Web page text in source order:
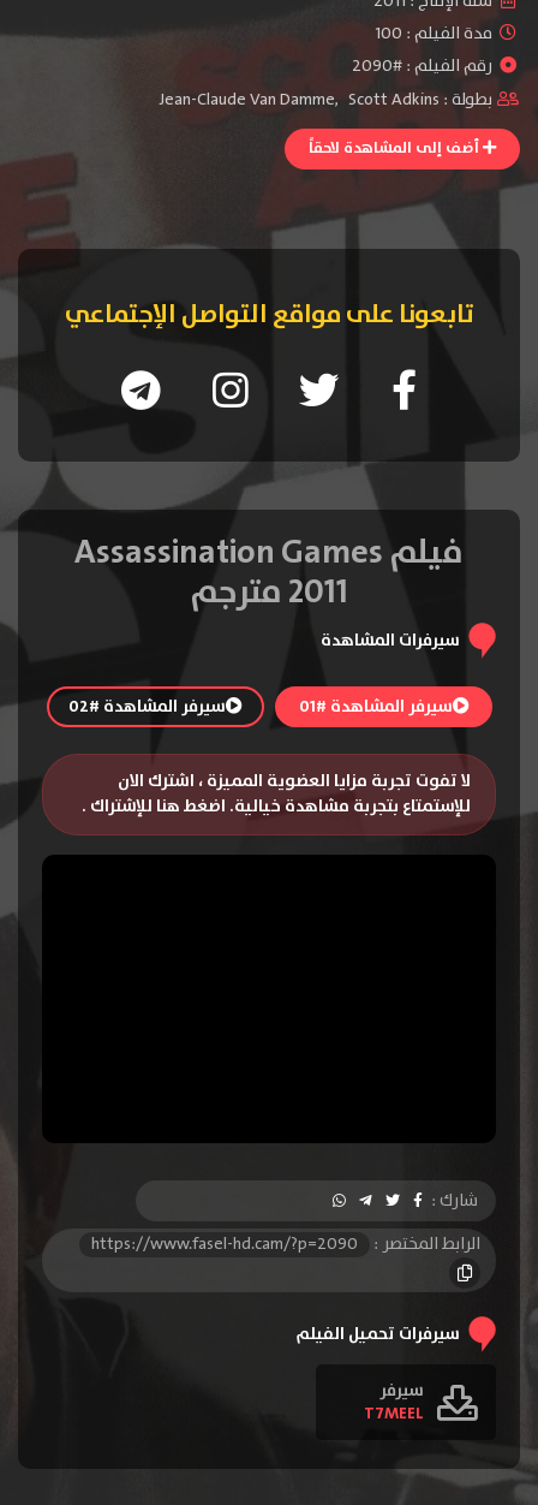
مدة الفيلم : 100
رقم الفيلم : #2090
بطولة :
Jean-Claude Van Damme, Scott Adkins
أضف إلى المشاهدة لاحقاً
تابعونا على مواقع التواصل الإجتماعي
فيلم Assassination Games
2011 مترجم
سيرفرات المشاهدة
سيرفر المشاهدة #01 سيرفر المشاهدة #02
لا تفوت تجربة مزايا العضوية المميزة ، اشترك الان
للإستمتاع بتجربة مشاهدة خيالية. اضغط هنا للإشتراك .
شارك :
الرابط المختصر :
https://www.fasel-hd.cam/?p=2090
سيرفرات تحميل الفيلم
سيرفر
T7MEEL